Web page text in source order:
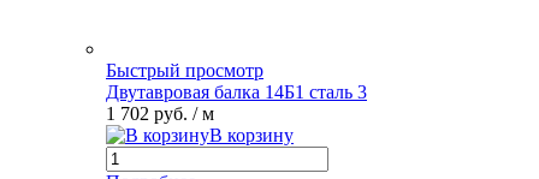
Быстрый просмотр
Двутавровая балка 14Б1 сталь 3
1 702 руб. / м
В корзину